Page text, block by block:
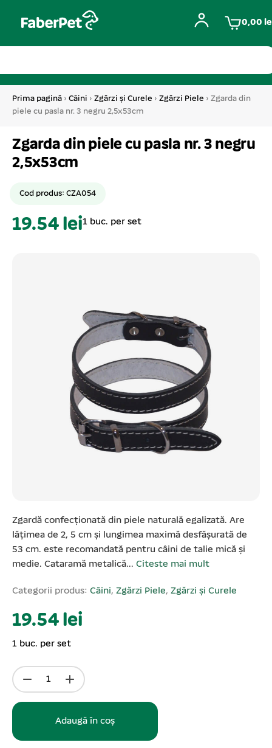
0,00
Prima pagină › Câini › Zgărzi și Curele › Zgărzi Piele › Zgarda din
piele cu pasla nr. 3 negru 2,5x53cm
Zgarda din piele cu pasla nr. 3 negru
2,5x53cm
Cod produs: CZA054
19.54 lei1 buc. per set
Zgardă confecționată din piele naturală egalizată. Are
lățimea de 2, 5 cm și lungimea maximă desfășurată de
53 cm. este recomandată pentru câini de talie mică și
medie. Cataramă metalică... Citeste mai mult
Categorii produs: Câini, Zgărzi Piele, Zgărzi și Curele
19.54 lei
1 buc. per set
Adaugă în coș